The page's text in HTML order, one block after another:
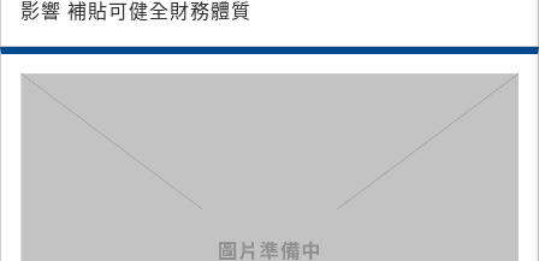
影響 補貼可健全財務體質